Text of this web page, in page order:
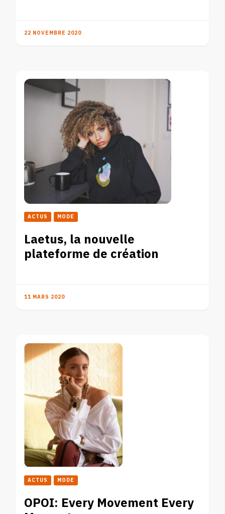
22 NOVEMBRE 2020
ACTUS MODE
Laetus, la nouvelle
plateforme de création
11 MARS 2020
ACTUS MODE
OPOI: Every Movement Every